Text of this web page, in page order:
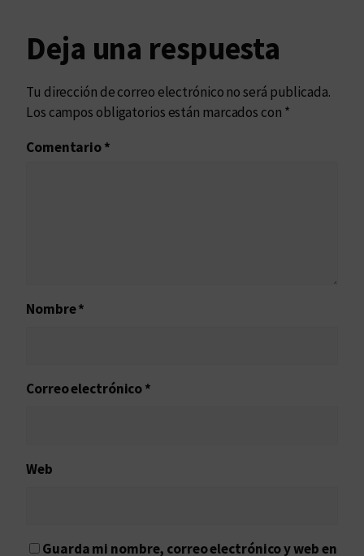
Deja una respuesta
Tu dirección de correo electrónico no será publicada.
Los campos obligatorios están marcados con *
Comentario*
Nombre*
Correo electrónico*
Web
Guarda mi nombre, correo electrónico y web en